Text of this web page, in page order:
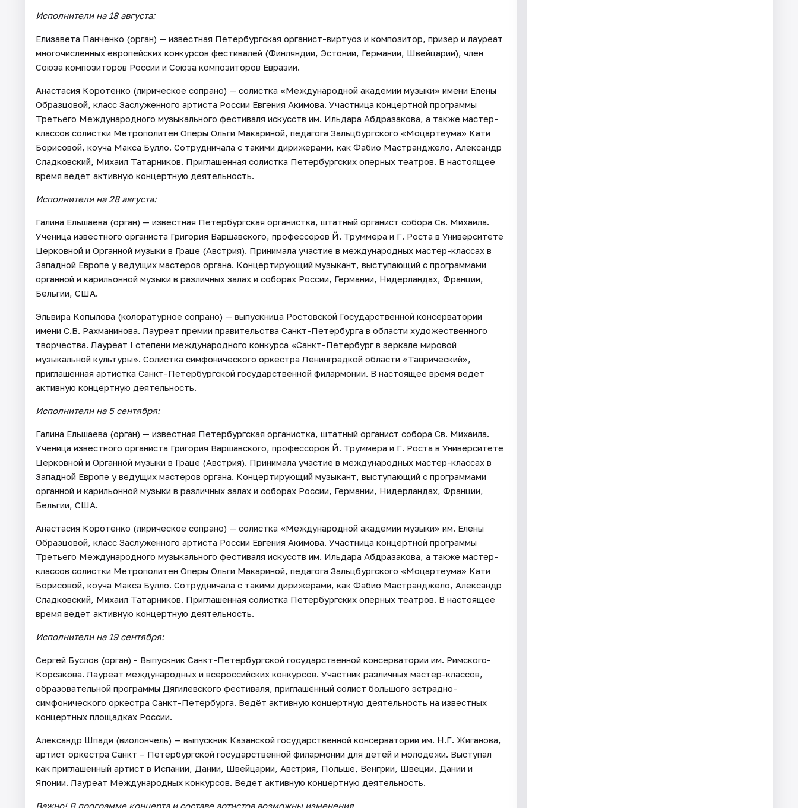
Исполнители на 18 августа:
Елизавета Панченко (орган) — известная Петербургская органист-виртуоз и композитор, призер и лауреат
многочисленных европейских конкурсов фестивалей (Финляндии, Эстонии, Германии, Швейцарии), член
Союза композиторов России и Союза композиторов Евразии.
Анастасия Коротенко (лирическое сопрано) — солистка «Международной академии музыки» имени Елены
Образцовой, класс Заслуженного артиста России Евгения Акимова. Участница концертной программы
Третьего Международного музыкального фестиваля искусств им. Ильдара Абдразакова, а также мастер-
классов солистки Метрополитен Оперы Ольги Макариной, педагога Зальцбургского «Моцартеума» Кати
Борисовой, коуча Макса Булло. Сотрудничала с такими дирижерами, как Фабио Мастранджело, Александр
Сладковский, Михаил Татарников. Приглашенная солистка Петербургских оперных театров. В настоящее
время ведет активную концертную деятельность.
Исполнители на 28 августа:
Галина Ельшаева (орган) — известная Петербургская органистка, штатный органист собора Св. Михаила.
Ученица известного органиста Григория Варшавского, профессоров Й. Труммера и Г. Роста в Университете
Церковной и Органной музыки в Граце (Австрия). Принимала участие в международных мастер-классах в
Западной Европе у ведущих мастеров органа. Концертирующий музыкант, выступающий с программами
органной и карильонной музыки в различных залах и соборах России, Германии, Нидерландах, Франции,
Бельгии, США.
Эльвира Копылова (колоратурное сопрано) — выпускница Ростовской Государственной консерватории
имени С.В. Рахманинова. Лауреат премии правительства Санкт-Петербурга в области художественного
творчества. Лауреат I степени международного конкурса «Санкт-Петербург в зеркале мировой
музыкальной культуры». Солистка симфонического оркестра Ленинградкой области «Таврический»,
приглашенная артистка Санкт-Петербургской государственной филармонии. В настоящее время ведет
активную концертную деятельность.
Исполнители на 5 сентября:
Галина Ельшаева (орган) — известная Петербургская органистка, штатный органист собора Св. Михаила.
Ученица известного органиста Григория Варшавского, профессоров Й. Труммера и Г. Роста в Университете
Церковной и Органной музыки в Граце (Австрия). Принимала участие в международных мастер-классах в
Западной Европе у ведущих мастеров органа. Концертирующий музыкант, выступающий с программами
органной и карильонной музыки в различных залах и соборах России, Германии, Нидерландах, Франции,
Бельгии, США.
Анастасия Коротенко (лирическое сопрано) — солистка «Международной академии музыки» им. Елены
Образцовой, класс Заслуженного артиста России Евгения Акимова. Участница концертной программы
Третьего Международного музыкального фестиваля искусств им. Ильдара Абдразакова, а также мастер-
классов солистки Метрополитен Оперы Ольги Макариной, педагога Зальцбургского «Моцартеума» Кати
Борисовой, коуча Макса Булло. Сотрудничала с такими дирижерами, как Фабио Мастранджело, Александр
Сладковский, Михаил Татарников. Приглашенная солистка Петербургских оперных театров. В настоящее
время ведет активную концертную деятельность.
Исполнители на 19 сентября:
Сергей Буслов (орган) - Выпускник Санкт-Петербургской государственной консерватории им. Римского-
Корсакова. Лауреат международных и всероссийских конкурсов. Участник различных мастер-классов,
образовательной программы Дягилевского фестиваля, приглашённый солист большого эстрадно-
симфонического оркестра Санкт-Петербурга. Ведёт активную концертную деятельность на известных
концертных площадках России.
Александр Шпади (виолончель) — выпускник Казанской государственной консерватории им. Н.Г. Жиганова,
артист оркестра Санкт – Петербургской государственной филармонии для детей и молодежи. Выступал
как приглашенный артист в Испании, Дании, Швейцарии, Австрия, Польше, Венгрии, Швеции, Дании и
Японии. Лауреат Международных конкурсов. Ведет активную концертную деятельность.